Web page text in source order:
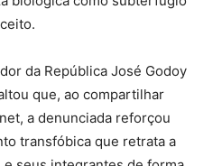
da República José Godoy
que, ao compartilhar
a denunciada reforçou
transfóbica que retrata a